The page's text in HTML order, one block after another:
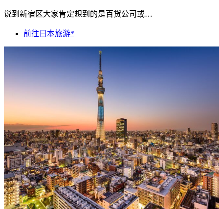
说到新宿区大家肯定想到的是百货公司或…
前往日本旅游*